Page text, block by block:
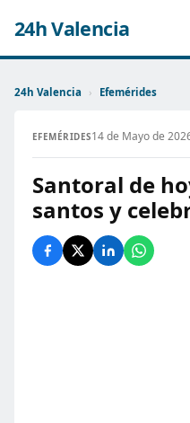
24h Valencia
24h Valencia › Efemérides
EFEMÉRIDES14 de Mayo de
Santoral de
santos y